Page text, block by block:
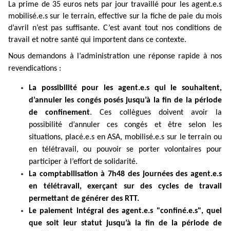
La prime de 35 euros nets par jour travaillé pour les agent.e.s
mobilisé.e.s sur le terrain, effective sur la fiche de paie du mois
d’avril n’est pas suffisante. C’est avant tout nos conditions de
travail et notre santé qui importent dans ce contexte.
Nous demandons à l’administration une réponse rapide à nos
revendications :
La possibilité pour les agent.e.s qui le souhaitent,
d’annuler les congés posés jusqu’à la fin de la période
de confinement. Ces collègues doivent avoir la
possibilité d’annuler ces congés et être selon les
situations, placé.e.s en ASA, mobilisé.e.s sur le terrain ou
en télétravail, ou pouvoir se porter volontaires pour
participer à l’effort de solidarité.
La comptabilisation à 7h48 des journées des agent.e.s
en télétravail, exerçant sur des cycles de travail
permettant de générer des RTT.
Le paiement intégral des agent.e.s "confiné.e.s", quel
que soit leur statut jusqu’à la fin de la période de